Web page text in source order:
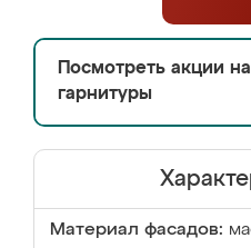
Посмотреть акции
гарнитуры
Материал фасадов: